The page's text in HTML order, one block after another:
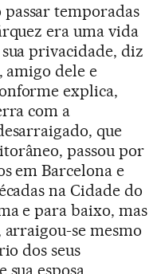
temporadas
era uma vida
privacidade, diz
amigo dele e
explica,
com a
que
passou por
em Barcelona e
na Cidade do
e para baixo, mas
se mesmo
dos seus
sua esposa